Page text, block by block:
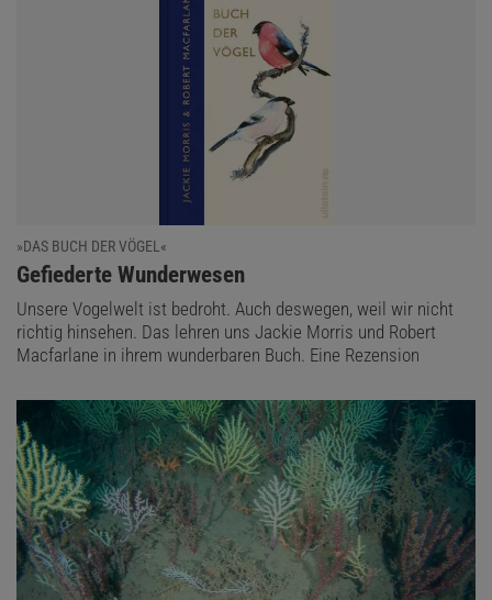
»DAS BUCH DER VÖGEL«
:
Gefiederte Wunderwesen
Unsere Vogelwelt ist bedroht. Auch deswegen, weil wir nicht
richtig hinsehen. Das lehren uns Jackie Morris und Robert
Macfarlane in ihrem wunderbaren Buch. Eine Rezension